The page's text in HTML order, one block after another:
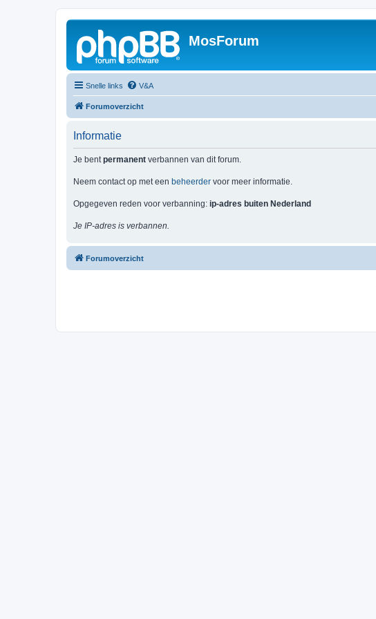
MosForum
Snelle links V&A
Forumoverzicht
Informatie
Je bentpermanent verbannen van dit forum.
Neem contact op met een beheerder voor meer informatie.
Opgegeven reden voor verbanning: ip-adres buiten Nederland
Je IP-adres is verbannen.
Forumoverzicht